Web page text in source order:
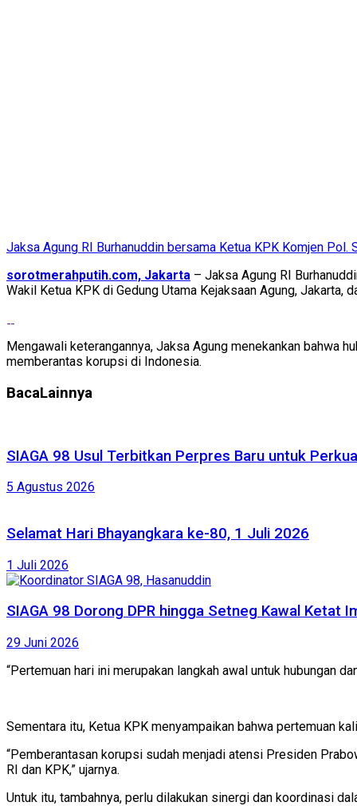
Jaksa Agung RI Burhanuddin bersama Ketua KPK Komjen Pol.
sorotmerahputih.com, Jakarta – Jaksa Agung RI
Wakil Ketua KPK di Gedung Utama Kejaksaan Agung,
Mengawali keterangannya, Jaksa Agung menekankan bahwa
memberantas korupsi di Indonesia.
BacaLainnya
SIAGA 98 Usul Terbitkan Perpres Baru untuk
5 Agustus 2026
Selamat Hari Bhayangkara ke-80, 1 Juli 2026
1 Juli 2026
SIAGA 98 Dorong DPR hingga Setneg Kawal Ketat
29 Juni 2026
“Pertemuan hari ini merupakan langkah awal untuk hubungan
Sementara itu, Ketua KPK menyampaikan bahwa pertemuan
“Pemberantasan korupsi sudah menjadi atensi Presiden
RI dan KPK,” ujarnya.
Untuk itu, tambahnya, perlu dilakukan sinergi dan koordinasi